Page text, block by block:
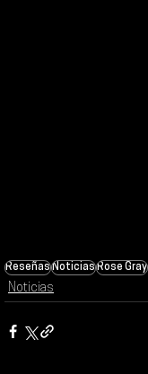
ReseñasNoticiasRose Gray
Noticias